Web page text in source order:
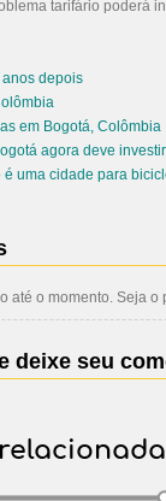
tarifário poderá
depois
em Bogotá, Colômbia
agora deve
é uma cidade para
até o momento. Seja o
deixe seu